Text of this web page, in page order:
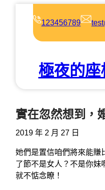
123456789
極夜的座
實在忽然想到，
2019 年 2 月 27 日
她們是置信咱們將來能賺
了節不是女人？不是你妹
就不惦念瞭！